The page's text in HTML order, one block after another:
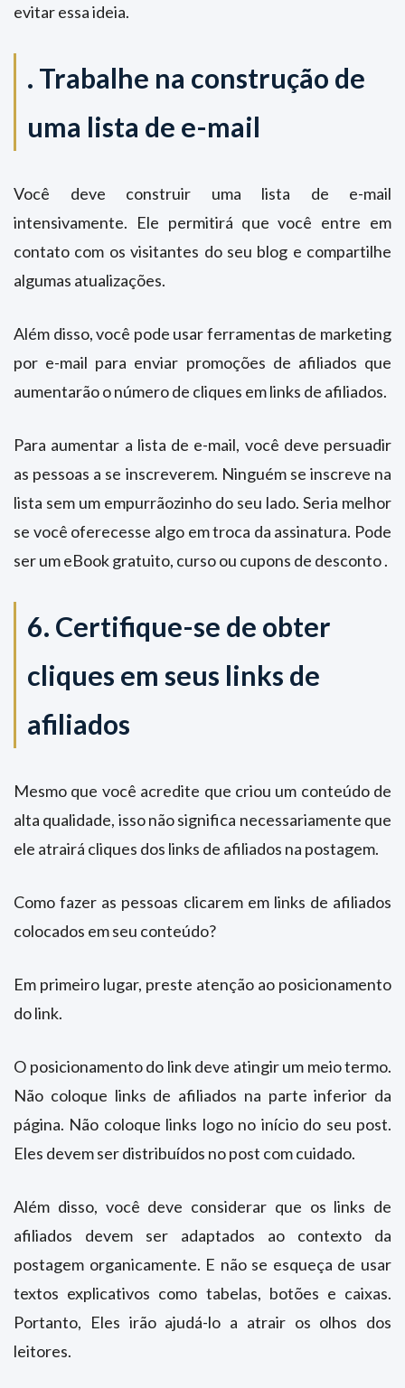
evitar essa ideia.
. Trabalhe na construção de
uma lista de e-mail
Você deve construir uma lista de e-mail
intensivamente. Ele permitirá que você entre em
contato com os visitantes do seu blog e compartilhe
algumas atualizações.
Além disso, você pode usar ferramentas de marketing
por e-mail para enviar promoções de afiliados que
aumentarão o número de cliques em links de afiliados.
Para aumentar a lista de e-mail, você deve persuadir
as pessoas a se inscreverem. Ninguém se inscreve na
lista sem um empurrãozinho do seu lado. Seria melhor
se você oferecesse algo em troca da assinatura. Pode
ser um eBook gratuito, curso ou cupons de desconto .
6. Certifique-se de obter
cliques em seus links de
afiliados
Mesmo que você acredite que criou um conteúdo de
alta qualidade, isso não significa necessariamente que
ele atrairá cliques dos links de afiliados na postagem.
Como fazer as pessoas clicarem em links de afiliados
colocados em seu conteúdo?
Em primeiro lugar, preste atenção ao posicionamento
do link.
O posicionamento do link deve atingir um meio termo.
Não coloque links de afiliados na parte inferior da
página. Não coloque links logo no início do seu post.
Eles devem ser distribuídos no post com cuidado.
Além disso, você deve considerar que os links de
afiliados devem ser adaptados ao contexto da
postagem organicamente. E não se esqueça de usar
textos explicativos como tabelas, botões e caixas.
Portanto, Eles irão ajudá-lo a atrair os olhos dos
leitores.